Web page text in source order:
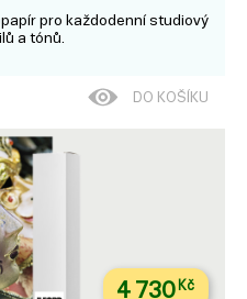
pro každodenní studiový
a tónů.
DO KOŠÍKU
4 730Kč